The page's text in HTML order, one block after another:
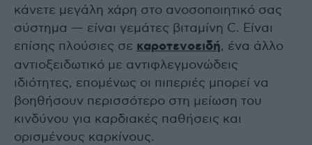
κάνετε μεγάλη χάρη στο ανοσοποιητικό σας
σύστημα — είναι γεμάτες βιταμίνη C. Είναι
επίσης πλούσιες σε καροτενοειδή, ένα άλλο
αντιοξειδωτικό με αντιφλεγμονώδεις
ιδιότητες, επομένως οι πιπεριές μπορεί να
βοηθήσουν περισσότερο στη μείωση του
κινδύνου για καρδιακές παθήσεις και
ορισμένους καρκίνους.